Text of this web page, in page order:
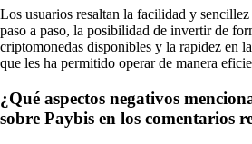
Los usuarios resaltan la facilidad y
paso a paso, la posibilidad de invertir de
criptomonedas disponibles y la rapidez en
que les ha permitido operar de manera
¿Qué aspectos negativos
sobre Paybis en los comentarios